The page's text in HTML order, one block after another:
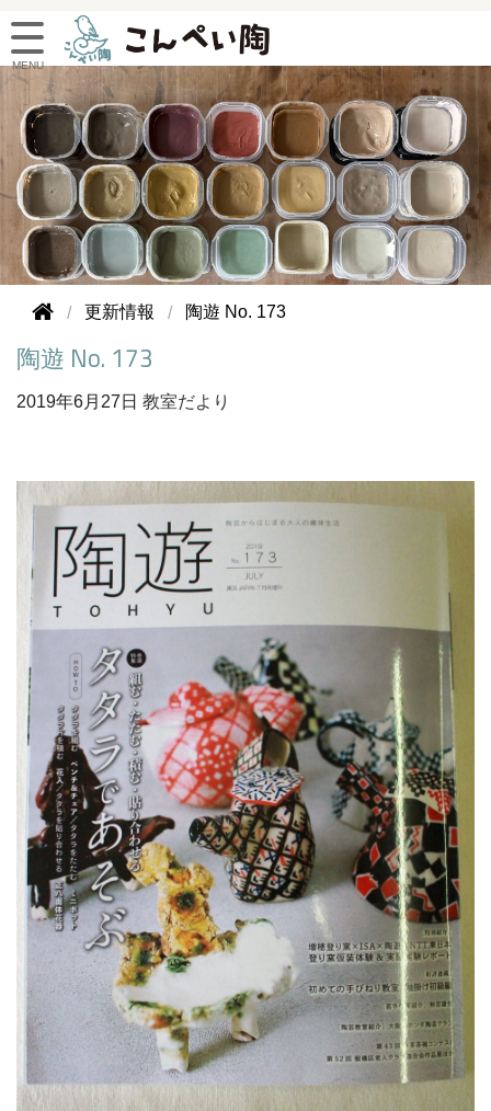
更新情報 陶遊 No. 173
陶遊 No. 173
2019年6月27日 教室だより